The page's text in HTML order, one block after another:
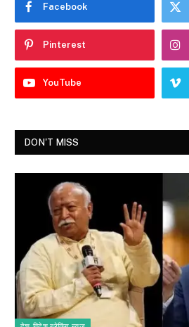
Facebook
Pinterest
YouTube
DON'T MISS